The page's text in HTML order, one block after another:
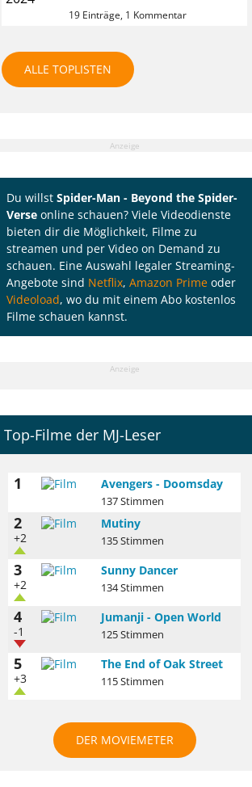
19 Einträge, 1 Kommentar
ALLE TOPLISTEN
Anzeige
Du willst Spider-Man - Beyond the Spider-
Verse online schauen? Viele Videodienste
bieten dir die Möglichkeit, Filme zu
streamen und per Video on Demand zu
schauen. Eine Auswahl legaler Streaming-
Angebote sind Netflix, Amazon Prime oder
Videoload, wo du mit einem Abo kostenlos
Filme schauen kannst.
Anzeige
Top-Filme der MJ-Leser
1 Avengers - Doomsday
137 Stimmen
2
+2
Mutiny
135 Stimmen
3
+2
Sunny Dancer
134 Stimmen
4
-1
Jumanji - Open World
125 Stimmen
5
+3
The End of Oak Street
115 Stimmen
DER MOVIEMETER